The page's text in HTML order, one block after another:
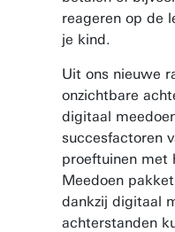
reageren op de
je kind.
Uit ons nieuwe
onzichtbare
digitaal
succesfactoren
proeftuinen met
Meedoen
dankzij digitaal
achterstanden